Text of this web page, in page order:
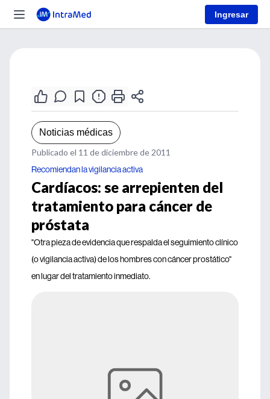
Ingresar
Noticias médicas
Publicado el 11 de diciembre de 2011
Recomiendan la vigilancia activa
Cardíacos: se arrepienten del
tratamiento para cáncer de
próstata
"Otra pieza de evidencia que respalda el seguimiento clínico
(o vigilancia activa) de los hombres con cáncer prostático"
en lugar del tratamiento inmediato.